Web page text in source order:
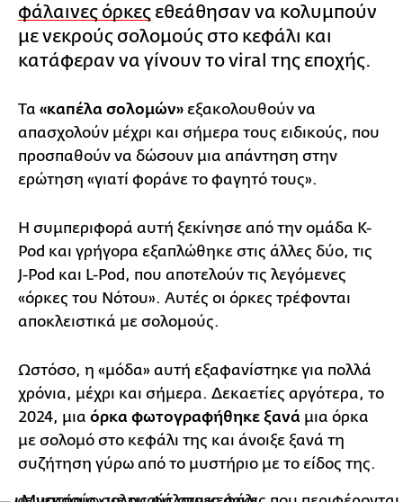
φάλαινες όρκες εθεάθησαν να κολυμπούν
με νεκρούς σολομούς στο κεφάλι και
κατάφεραν να γίνουν το viral της εποχής.
Τα «καπέλα σολομών» εξακολουθούν να
απασχολούν μέχρι και σήμερα τους ειδικούς, που
προσπαθούν να δώσουν μια απάντηση στην
ερώτηση «γιατί φοράνε το φαγητό τους».
Η συμπεριφορά αυτή ξεκίνησε από την ομάδα K-
Pod και γρήγορα εξαπλώθηκε στις άλλες δύο, τις
J-Pod και L-Pod, που αποτελούν τις λεγόμενες
«όρκες του Νότου». Αυτές οι όρκες τρέφονται
αποκλειστικά με σολομούς.
Ωστόσο, η «μόδα» αυτή εξαφανίστηκε για πολλά
χρόνια, μέχρι και σήμερα. Δεκαετίες αργότερα, το
2024, μια όρκα φωτογραφήθηκε ξανά μια όρκα
με σολομό στο κεφάλι της και άνοιξε ξανά τη
συζήτηση γύρω από το μυστήριο με το είδος της.